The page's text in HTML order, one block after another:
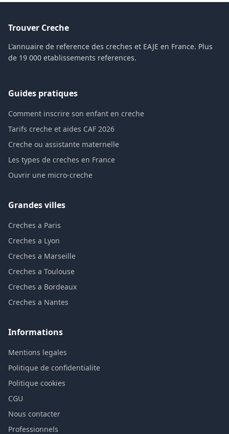
Trouver Creche
L'annuaire de reference des creches et EAJE en France. Plus
de 19 000 etablissements references.
Guides pratiques
Comment inscrire son enfant en creche
Tarifs creche et aides CAF 2026
Creche ou assistante maternelle
Les types de creches en France
Ouvrir une micro-creche
Grandes villes
Creches a Paris
Creches a Lyon
Creches a Marseille
Creches a Toulouse
Creches a Bordeaux
Creches a Nantes
Informations
Mentions legales
Politique de confidentialite
Politique cookies
CGU
Nous contacter
Professionnels